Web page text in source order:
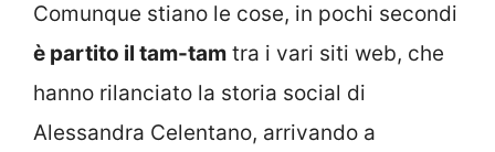
Comunque stiano le cose, in pochi secondi
è partito il tam-tam tra i vari siti web, che
hanno rilanciato la storia social di
Alessandra Celentano, arrivando a